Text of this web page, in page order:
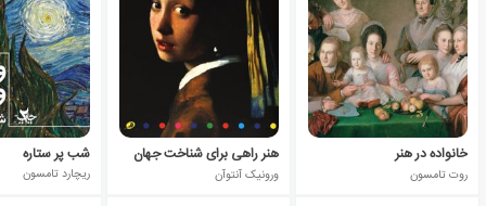
خانواده در هنر
روت تامسون
هنر راهی برای شناخت جهان
ورونیک آنتوآن
شب پر ستاره
ریچارد تامسون